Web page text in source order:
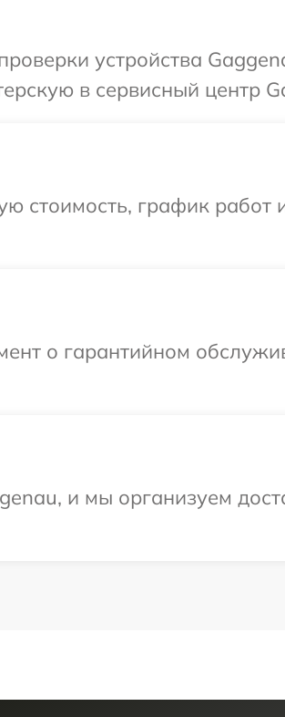
устройства
в сервисный центр
стоимость, график работ
о гарантийном
и мы организуем